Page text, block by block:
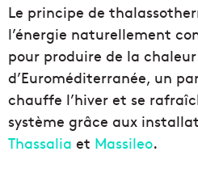
Le principe de
l’énergie naturellement
pour produire de la
d’Euroméditerranée, un
chauffe l’hiver et se
système grâce aux
Thassalia et Massileo.